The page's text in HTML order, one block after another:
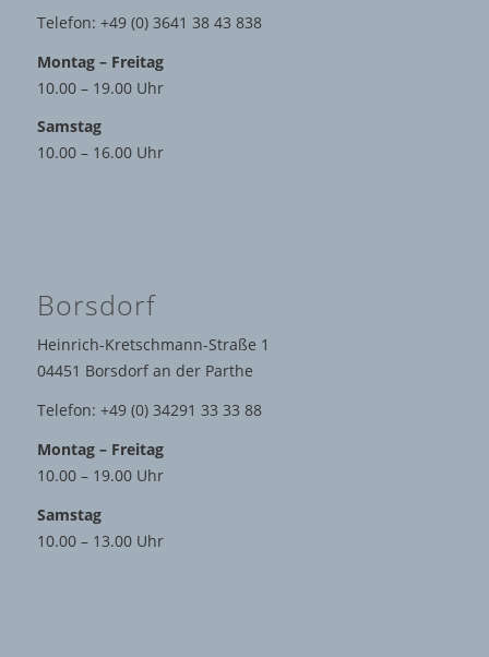
Telefon: +49 (0) 3641 38 43 838
Montag – Freitag
10.00 – 19.00 Uhr
Samstag
10.00 – 16.00 Uhr
Borsdorf
Heinrich-Kretschmann-Straße 1
04451 Borsdorf an der Parthe
Telefon: +49 (0) 34291 33 33 88
Montag – Freitag
10.00 – 19.00 Uhr
Samstag
10.00 – 13.00 Uhr